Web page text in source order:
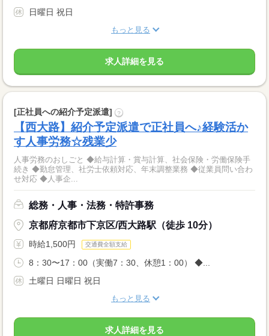
日曜日 祝日
もっと見る
求人詳細を見る
[正社員への紹介予定派遣] ?
【西大路】紹介予定派遣で正社員へ♪経験活か
す人事労務☆残業少
人事労務のおしごと ◆給与計算・賞与計算、社会保険・労働保険手
続き ◆勤怠管理、社労士依頼対応、年末調整業務 ◆従業員問い合わ
せ対応 ◆人事企...
総務・人事・法務・特許事務
京都府京都市下京区/西大路駅（徒歩 10分）
時給1,500円 交通費全額支給
8：30〜17：00（実働7：30、休憩1：00） ◆...
土曜日 日曜日 祝日
もっと見る
求人詳細を見る